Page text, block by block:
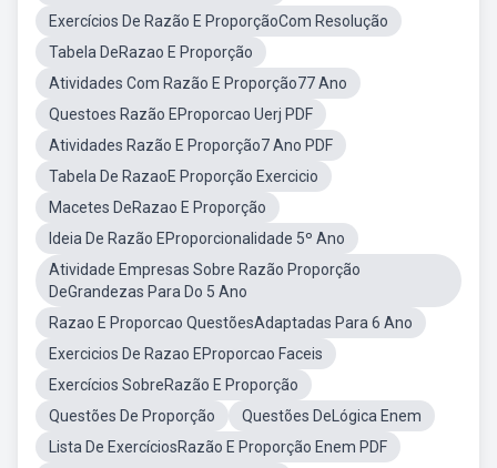
Exercícios De Razão E ProporçãoCom Resolução
Tabela DeRazao E Proporção
Atividades Com Razão E Proporção77 Ano
Questoes Razão EProporcao Uerj PDF
Atividades Razão E Proporção7 Ano PDF
Tabela De RazaoE Proporção Exercicio
Macetes DeRazao E Proporção
Ideia De Razão EProporcionalidade 5º Ano
Atividade Empresas Sobre Razão Proporção
DeGrandezas Para Do 5 Ano
Razao E Proporcao QuestõesAdaptadas Para 6 Ano
Exercicios De Razao EProporcao Faceis
Exercícios SobreRazão E Proporção
Questões De Proporção
Questões DeLógica Enem
Lista De ExercíciosRazão E Proporção Enem PDF